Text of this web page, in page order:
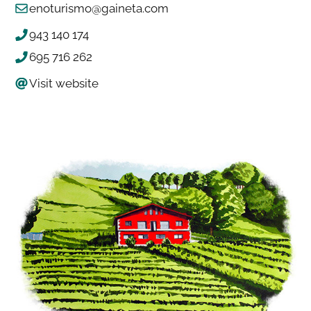
enoturismo@gaineta.com
943 140 174
695 716 262
Visit website